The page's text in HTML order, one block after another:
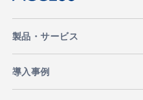
製品・サービス
導入事例